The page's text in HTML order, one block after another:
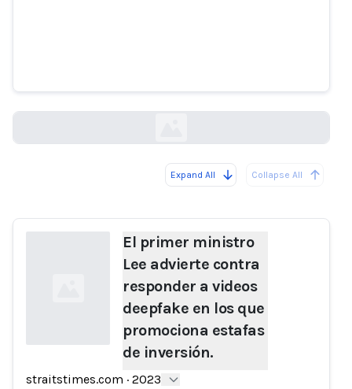
Expand All Collapse All
Loading...
El primer ministro
Lee advierte contra
responder a videos
deepfake en los que
promociona estafas
de inversión.
straitstimes.com · 2023